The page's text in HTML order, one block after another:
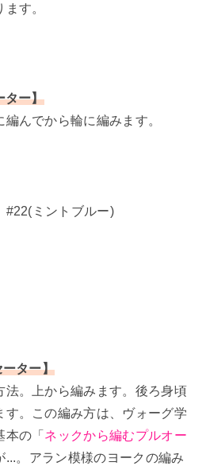
す。
ター】
んでから輪に編みます。
ミントブルー)
ーター】
法。上から編みます。後ろ身頃
す。この編み方は、ヴォーグ学
の「 ネックから編むプルオー
...。アラン模様のヨークの編み